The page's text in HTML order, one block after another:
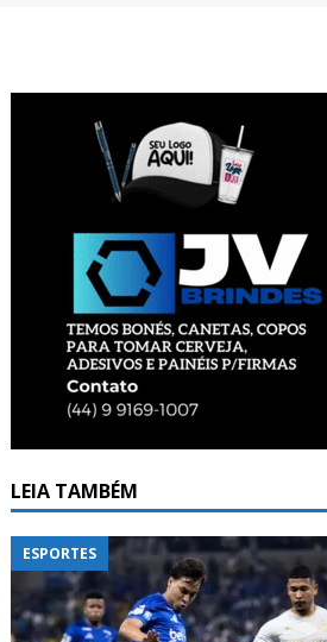
LEIA TAMBÉM
ESPORTES